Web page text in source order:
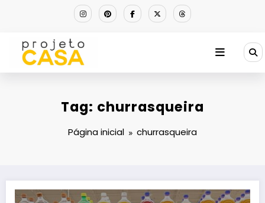
Tag: churrasqueira
Página inicial churrasqueira